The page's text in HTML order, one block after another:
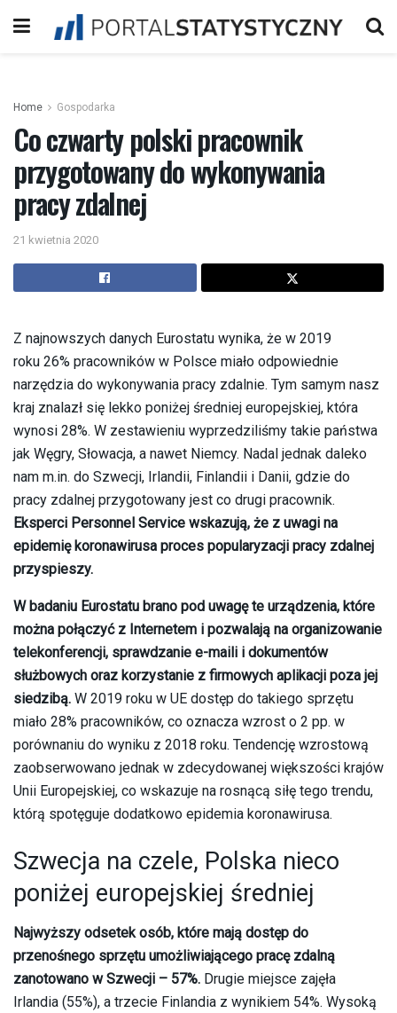
Home Gospodarka
Co czwarty polski pracownik
przygotowany do wykonywania
pracy zdalnej
21 kwietnia 2020
Z najnowszych danych Eurostatu wynika, że w 2019
roku 26% pracowników w Polsce miało odpowiednie
narzędzia do wykonywania pracy zdalnie. Tym samym nasz
kraj znalazł się lekko poniżej średniej europejskiej, która
wynosi 28%. W zestawieniu wyprzedziliśmy takie państwa
jak Węgry, Słowacja, a nawet Niemcy. Nadal jednak daleko
nam m.in. do Szwecji, Irlandii, Finlandii i Danii, gdzie do
pracy zdalnej przygotowany jest co drugi pracownik.
Eksperci Personnel Service wskazują, że z uwagi na
epidemię koronawirusa proces popularyzacji pracy zdalnej
przyspieszy.
W badaniu Eurostatu brano pod uwagę te urządzenia, które
można połączyć z Internetem i pozwalają na organizowanie
telekonferencji, sprawdzanie e-maili i dokumentów
służbowych oraz korzystanie z firmowych aplikacji poza jej
siedzibą. W 2019 roku w UE dostęp do takiego sprzętu
miało 28% pracowników, co oznacza wzrost o 2 pp. w
porównaniu do wyniku z 2018 roku. Tendencję wzrostową
zaobserwowano jednak w zdecydowanej większości krajów
Unii Europejskiej, co wskazuje na rosnącą siłę tego trendu,
którą spotęguje dodatkowo epidemia koronawirusa.
Szwecja na czele, Polska nieco
poniżej europejskiej średniej
Najwyższy odsetek osób, które mają dostęp do
przenośnego sprzętu umożliwiającego pracę zdalną
zanotowano w Szwecji – 57%. Drugie miejsce zajęła
Irlandia (55%), a trzecie Finlandia z wynikiem 54%. Wysoką